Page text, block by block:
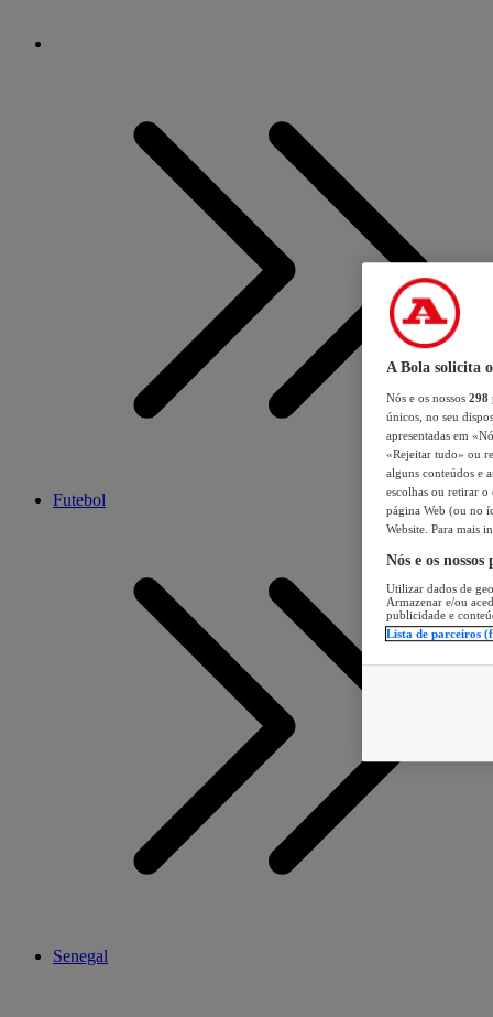
Futebol
Senegal
A Bola solicita
Nós e os nossos 298
únicos, no seu
apresentadas em
«Rejeitar tudo» ou
alguns conteúdos e
escolhas ou retirar
página Web (ou no
Website. Para mais
Nós e os
Utilizar dados de
Armazenar e/ou
publicidade e
Lista de parceiros